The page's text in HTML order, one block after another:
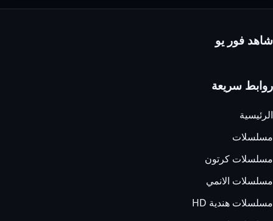
وى
شاهد فور يو
روابط سريعة
الرئيسية
مسلسلات
مسلسلات كرتون
مسلسلات الانمي
مسلسلات هندية HD